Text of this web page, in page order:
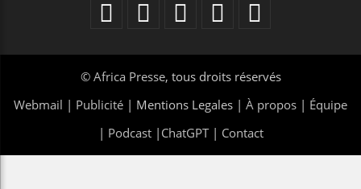
© Africa Presse, tous droits réservés
Webmail | Publicité | Mentions Legales | À propos | Équipe
| Podcast| ChatGPT| Contact